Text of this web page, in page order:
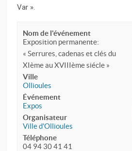
Var ».
Nom de l'événement
Exposition permanente:
« Serrures, cadenas et clés du
XIème au XVIIIème siécle »
Ville
Ollioules
Événement
Expos
Organisateur
Ville d'Ollioules
Téléphone
04 94 30 41 41